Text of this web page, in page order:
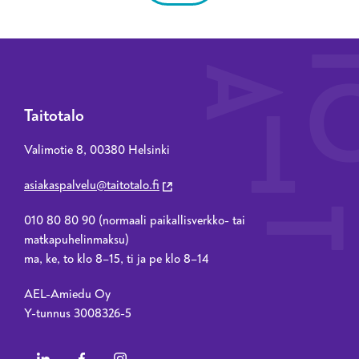
eriytyvät helposti.
Taitotalo
Valimotie 8, 00380 Helsinki
asiakaspalvelu@taitotalo.fi
010 80 80 90 (normaali paikallisverkko- tai
matkapuhelinmaksu)
ma, ke, to klo 8–15, ti ja pe klo 8–14
AEL-Amiedu Oy
Y-tunnus 3008326-5